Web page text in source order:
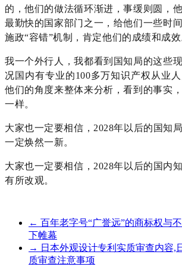
的，他们的做法循环渐进，事缓则圆，
最勤快的国家部门之一，给他们一些时
施政“容错”机制，肯定他们的成绩和成效
我一个外行人，我都看到国知局的这些
况国内有专业的100多万知识产权从业
他们的角度来整体来分析，看到的事实
一样。
大家也一定要相信，2028年以后的国知
一定焕然一新。
大家也一定要相信，2028年以后的国内
有所改观。
← 百年老字号“广誉远”的商标权与
下帷幕
→ 日本外观设计专利实质审查内容,
质审查注意事项